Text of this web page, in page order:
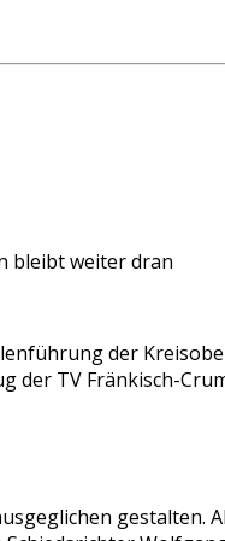
bleibt weiter dran
der
TV Fränkisch-
gestalten.